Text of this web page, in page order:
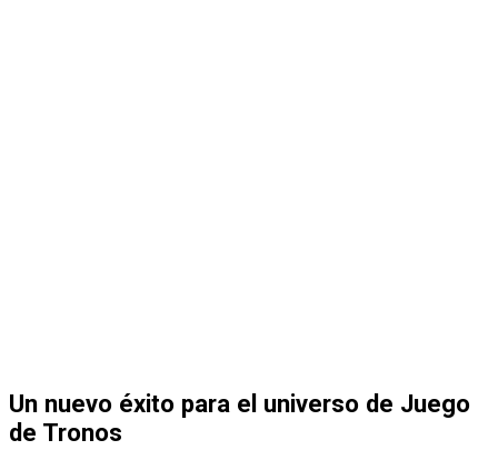
Un nuevo éxito para el universo de Juego
de Tronos